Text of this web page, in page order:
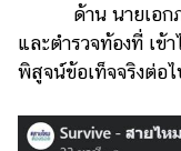
ด้าน นายเอกภพ
และตำรวจท้องที่ เข้
พิสูจน์ข้อเท็จจริงต่อ